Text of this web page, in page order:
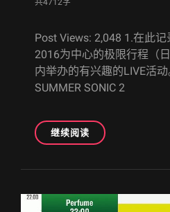
计
划
表
（8.10
更
共4712字
Post Views: 2,048 1.在此记
2016为中心的极限行程（
内举办的有兴趣的LIVE活动
SUMMER SONIC 2
继续阅读2016
年
东